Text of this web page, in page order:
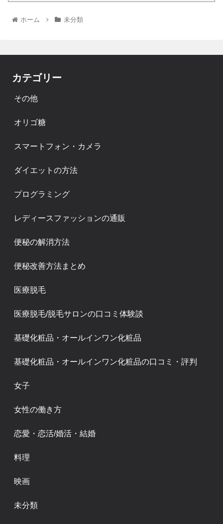
ホーム 未分類
カテゴリー
その他
オリゴ糖
スマートフォン・カメラ
ダイエットの方法
プログラミング
レディースファッションの通販
便秘の解消方法
便秘改善方法まとめ
医療脱毛
医療脱毛/脱毛サロンの口コミ体験談
基礎化粧品・オールインワン化粧品
基礎化粧品・オールインワン化粧品の口コミ・評判
女子
女性の働き方
恋愛・恋活/婚活・結婚
料理
映画
未分類